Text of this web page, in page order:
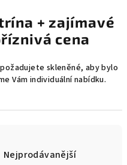
+ zajímavé
cena
skleněné, aby bylo
Vám individuální nabídku.
Nejprodávanější